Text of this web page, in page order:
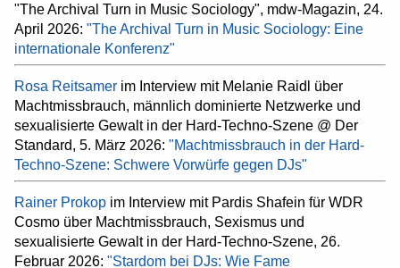
"The Archival Turn in Music Sociology", mdw-Magazin, 24.
April 2026: "The Archival Turn in Music Sociology: Eine
internationale Konferenz"
Rosa Reitsamer im Interview mit Melanie Raidl über
Machtmissbrauch, männlich dominierte Netzwerke und
sexualisierte Gewalt in der Hard-Techno-Szene @ Der
Standard, 5. März 2026: "Machtmissbrauch in der Hard-
Techno-Szene: Schwere Vorwürfe gegen DJs"
Rainer Prokop im Interview mit Pardis Shafein für WDR
Cosmo über Machtmissbrauch, Sexismus und
sexualisierte Gewalt in der Hard-Techno-Szene, 26.
Februar 2026: "Stardom bei DJs: Wie Fame